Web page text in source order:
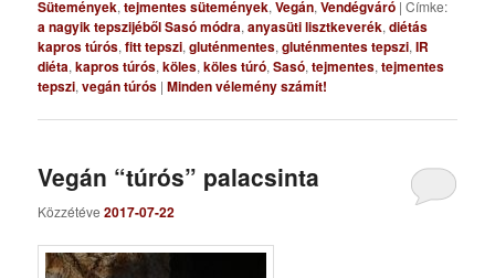
Sütemények,tejmentes sütemények,Vegán,Vendégváró |Címke:
a nagyik tepszijéből Sasó módra,anyasüti lisztkeverék,diétás
kapros túrós,fitt tepszi,gluténmentes,gluténmentes tepszi,IR
diéta,kapros túrós,köles,köles túró,Sasó,tejmentes,tejmentes
tepszi,vegán túrós |Minden vélemény számít!
Vegán “túrós” palacsinta
Közzétéve2017-07-22